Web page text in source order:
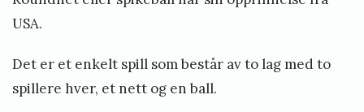
USA.
Det er et enkelt spill som består av to lag med to
spillere hver, et nett og en ball.